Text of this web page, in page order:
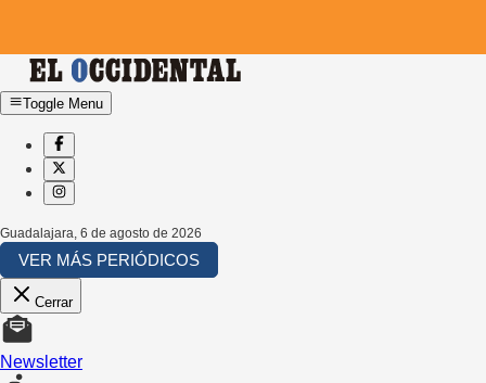
Toggle Menu
Guadalajara, 6 de agosto de 2026
VER MÁS PERIÓDICOS
Cerrar
Newsletter